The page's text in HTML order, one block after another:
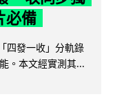
必備
四發一收」分軌錄
。本文經實測其...